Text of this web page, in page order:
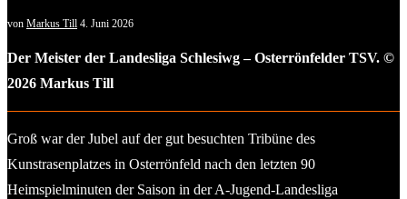
von Markus Till 4. Juni 2026
Der Meister der Landesliga Schlesiwg – Osterrönfelder TSV. ©
2026 Markus Till
Groß war der Jubel auf der gut besuchten Tribüne des
Kunstrasenplatzes in Osterrönfeld nach den letzten 90
Heimspielminuten der Saison in der A-Jugend-Landesliga